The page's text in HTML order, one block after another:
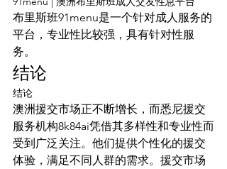
布里斯班91menu是一个针对成人服务的
平台，专业性比较强，具有针对性服
务。
结论
结论
澳洲援交市场正不断增长，而悉尼援交
服务机构8k84ai凭借其多样性和专业性而
受到广泛关注。他们提供个性化的援交
体验，满足不同人群的需求。援交市场